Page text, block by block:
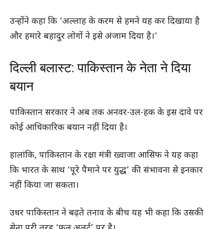
उन्होंने कहा कि ‘अल्लाह के करम से हमने यह कर दिखाया है
और हमारे बहादुर लोगों ने इसे अंजाम दिया है।’
दिल्ली बलास्ट: पाकिस्तान के नेता ने दिया
बयान
पाकिस्तान सरकार ने अब तक अनवर-उल-हक के इस दावे पर
कोई आधिकारिक बयान नहीं दिया है।
हालांकि, पाकिस्तान के रक्षा मंत्री ख्वाजा आसिफ ने यह कहा
कि भारत के साथ ‘पूरे पैमाने पर युद्ध’ की संभावना से इनकार
नहीं किया जा सकता।
उधर पाकिस्तान ने बढ़ते तनाव के बीच यह भी कहा कि उसकी